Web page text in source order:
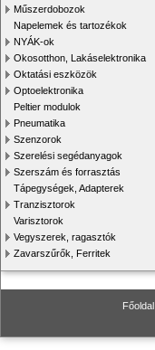
Műszerdobozok
Napelemek és tartozékok
NYÁK-ok
Okosotthon, Lakáselektronika
Oktatási eszközök
Optoelektronika
Peltier modulok
Pneumatika
Szenzorok
Szerelési segédanyagok
Szerszám és forrasztás
Tápegységek, Adapterek
Tranzisztorok
Varisztorok
Vegyszerek, ragasztók
Zavarszűrők, Ferritek
Főoldal